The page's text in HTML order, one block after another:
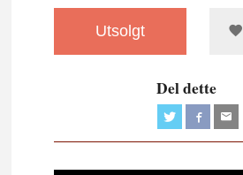
Utsolgt
Del dette